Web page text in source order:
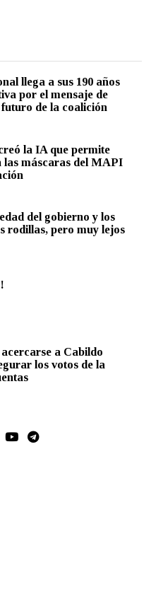
llega a sus 190 años
por el mensaje de
de la coalición
la IA que permite
las máscaras del MAPI
del gobierno y los
rodillas, pero muy lejos
a Cabildo
los votos de la